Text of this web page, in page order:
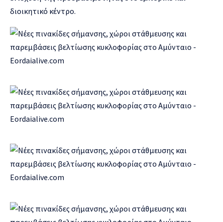
διοικητικό κέντρο.